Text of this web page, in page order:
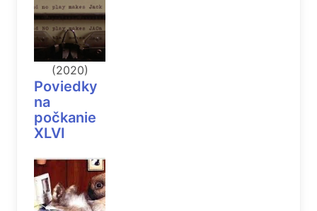
(2020)
Poviedky
na
počkanie
XLVI